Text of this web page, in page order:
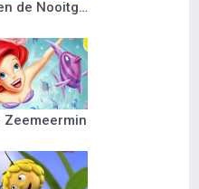
Jake en de Nooitgedacht Piraten
Zeemeermin